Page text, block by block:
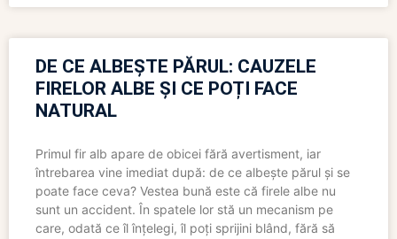
DE CE ALBEȘTE PĂRUL: CAUZELE
FIRELOR ALBE ȘI CE POȚI FACE
NATURAL
Primul fir alb apare de obicei fără avertisment, iar
întrebarea vine imediat după: de ce albește părul și se
poate face ceva? Vestea bună este că firele albe nu
sunt un accident. În spatele lor stă un mecanism pe
care, odată ce îl înțelegi, îl poți sprijini blând, fără să